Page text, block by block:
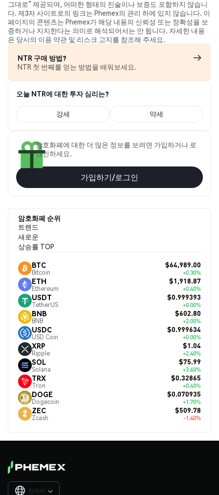
그대로” 제공되며, 어떠한 형태의 진술이나 보증도 포함하지 않습니
다. 제3자 사이트로의 링크는 Phemex의 관리 하에 있지 않습니다. 이
페이지의 콘텐츠는 Phemex가 해당 내용의 신뢰성 또는 정확성을 보
증하거나 지지한다는 의미로 해석되어서는 안 됩니다. 자세한 내용
은 당사의 이용 약관 및 리스크 고지를 참조해 주세요.
NTR 구매 방법?
NTR 첫 번째를 얻는 방법을 배워보세요.
오늘 NTR에 대한 투자 심리는?
강세 약세
암호화폐에 대한 더 많은 정보를 보려면 가입하거나 로
그인하세요.
가입하기/로그인
암호화폐 순위
트렌드
새로운
상승률 TOP
BTC
Bitcoin
$64,989.00
+0.30%
ETH
Ethereum
$1,918.87
+0.40%
USDT
TetherUS
$0.999393
+0.00%
BNB
BNB
$602.80
+2.00%
USDC
USD Coin
$0.999634
+0.00%
XRP
Ripple
$1.04
+2.40%
SOL
Solana
$75.99
+3.60%
TRX
Tron
$0.32865
+0.40%
DOGE
Dogecoin
$0.070935
+1.70%
ZEC
Zcash
$509.78
-1.40%
한국어 